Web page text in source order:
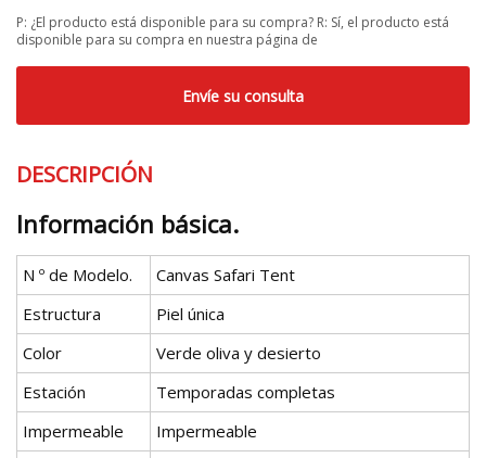
P: ¿El producto está disponible para su compra? R: Sí, el producto está
disponible para su compra en nuestra página de
Envíe su consulta
DESCRIPCIÓN
Información básica.
N º de Modelo.
Canvas Safari Tent
Estructura
Piel única
Color
Verde oliva y desierto
Estación
Temporadas completas
Impermeable
Impermeable